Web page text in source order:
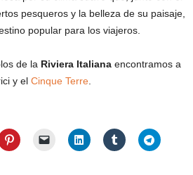
pesqueros y la belleza de su paisaje,
popular para los viajeros.
de la Riviera Italiana encontramos a
y el Cinque Terre